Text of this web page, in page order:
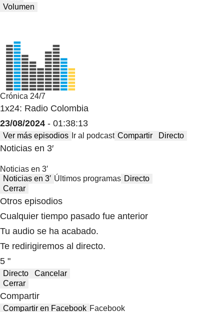
Volumen
Crónica 24/7
1x24: Radio Colombia
23/08/2024 - 01:38:13
Ver más episodios Ir al podcast Compartir Directo
Noticias en 3′
Noticias en 3′
Noticias en 3′ Últimos programas Directo
Cerrar
Otros episodios
Cualquier tiempo pasado fue anterior
Tu audio se ha acabado.
Te redirigiremos al directo.
5 "
Directo
Cancelar
Cerrar
Compartir
Compartir en Facebook Facebook